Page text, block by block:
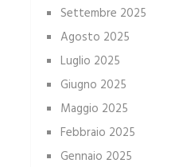
Settembre 2025
Agosto 2025
Luglio 2025
Giugno 2025
Maggio 2025
Febbraio 2025
Gennaio 2025